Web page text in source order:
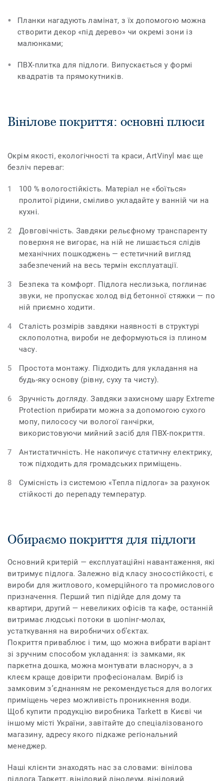
Планки нагадують ламінат, з їх допомогою можна
створити декор «під дерево» чи окремі зони із
малюнками;
ПВХ-плитка для підлоги. Випускається у формі
квадратів та прямокутників.
Вінілове покриття: основні плюси
Окрім якості, екологічності та краси, ArtVinyl має ще
безліч переваг:
100 % вологостійкість. Матеріал не «боїться»
пролитої рідини, сміливо укладайте у ванній чи на
кухні.
Довговічність. Завдяки рельєфному транспаренту
поверхня не вигорає, на ній не лишається слідів
механічних пошкоджень — естетичний вигляд
забезпечений на весь термін експлуатації.
Безпека та комфорт. Підлога неслизька, поглинає
звуки, не пропускає холод від бетонної стяжки — по
ній приємно ходити.
Сталість розмірів завдяки наявності в структурі
склополотна, вироби не деформуються із плином
часу.
Простота монтажу. Підходить для укладання на
будь-яку основу (рівну, суху та чисту).
Зручність догляду. Завдяки захисному шару Extreme
Protection прибирати можна за допомогою сухого
мопу, пилососу чи вологої ганчірки,
використовуючи мийний засіб для ПВХ-покриття.
Антистатичність. Не накопичує статичну електрику,
тож підходить для громадських приміщень.
Сумісність із системою «Тепла підлога» за рахунок
стійкості до перепаду температур.
Обираємо покриття для підлоги
Основний критерій — експлуатаційні навантаження, які
витримує підлога. Залежно від класу зносостійкості, є
вироби для житлового, комерційного та промислового
призначення. Перший тип підійде для дому та
квартири, другий — невеликих офісів та кафе, останній
витримає людські потоки в шопінг-молах,
устаткування на виробничих об’єктах.
Покриття приваблює і тим, що можна вибрати варіант
зі зручним способом укладання: із замками, як
паркетна дошка, можна монтувати власноруч, а з
клеєм краще довірити професіоналам. Виріб із
замковим з’єднанням не рекомендується для вологих
приміщень через можливість проникнення води.
Щоб купити продукцію виробника Tarkett в Києві чи
іншому місті України, завітайте до спеціалізованого
магазину, адресу якого підкаже регіональний
менеджер.
Наші клієнти знаходять нас за словами: вінілова
підлога Таркетт, вініловий лінолеум, вініловий